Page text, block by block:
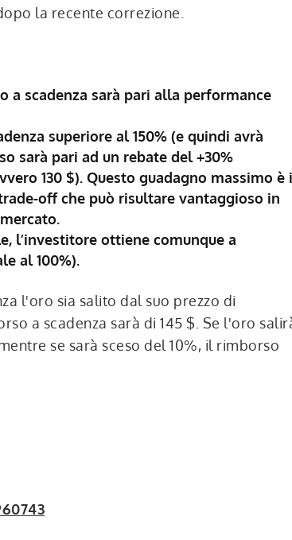
la recente correzione.
a scadenza sarà pari alla performance
superiore al 150% (e quindi avrà
sarà pari ad un rebate del +30%
130 $). Questo guadagno massimo è
off che può risultare vantaggioso in
l’investitore ottiene comunque a
al 100%).
l'oro sia salito dal suo prezzo di
a scadenza sarà di 145 $. Se l'oro
se sarà sceso del 10%, il rimborso